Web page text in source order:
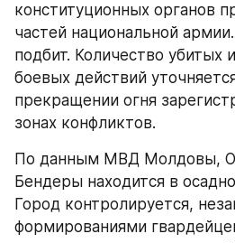
конституционных органов
частей национальной
подбит. Количество убитых
боевых действий
прекращении огня
зонах конфликтов.
По данным МВД Молдовы,
Бендеры находится в
Город контролируется,
формированиями